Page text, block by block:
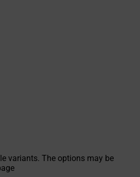
variants. The options may be